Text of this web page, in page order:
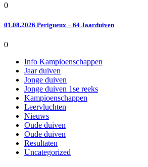
0
01.08.2026 Perigueux – 64 Jaarduiven
0
Info Kampioenschappen
Jaar duiven
Jonge duiven
Jonge duiven 1se reeks
Kampioenschappen
Leervluchten
Nieuws
Oude duiven
Oude duiven
Resultaten
Uncategorized